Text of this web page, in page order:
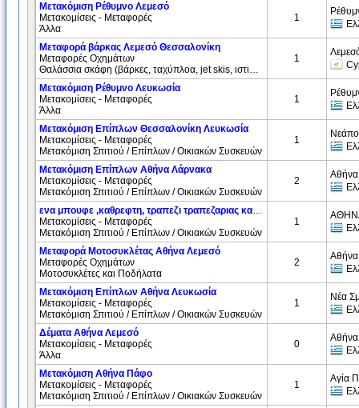
Μετακόμιση Ρέθυμνο Λεμεσό
Μετακομίσεις - Μεταφορές
Άλλα
1
Μεταφορά βάρκας Λεμεσό Θεσσαλονίκη
Μεταφορές Οχημάτων
Θαλάσσια σκάφη (βάρκες, ταχύπλοα, jet skis, ιστιοπλοϊκά)
1
Μετακόμιση Ρέθυμνο Λευκωσία
Μετακομίσεις - Μεταφορές
Άλλα
1
Μετακόμιση Επίπλων Θεσσαλονίκη Λευκωσία
Μετακομίσεις - Μεταφορές
Μετακόμιση Σπιτιού / Επίπλων / Οικιακών Συσκευών
1
Μετακόμιση Επίπλων Αθήνα Λάρνακα
Μετακομίσεις - Μεταφορές
Μετακόμιση Σπιτιού / Επίπλων / Οικιακών Συσκευών
2
ενα μπουφε ,καθρεφτη, τραπεζι τραπεζαριας και 8 καρεκλεσ
Μετακομίσεις - Μεταφορές
Μετακόμιση Σπιτιού / Επίπλων / Οικιακών Συσκευών
1
Μεταφορά Μοτοσυκλέτας Αθήνα Λεμεσό
Μεταφορές Οχημάτων
Μοτοσυκλέτες και Ποδήλατα
2
Μετακόμιση Επίπλων Αθήνα Λευκωσία
Μετακομίσεις - Μεταφορές
Μετακόμιση Σπιτιού / Επίπλων / Οικιακών Συσκευών
1
Νέα
Δέματα Αθήνα Λεμεσό
Μετακομίσεις - Μεταφορές
Άλλα
0
Μετακόμιση Αθήνα Πάφο
Μετακομίσεις - Μεταφορές
Μετακόμιση Σπιτιού / Επίπλων / Οικιακών Συσκευών
1
Αγία